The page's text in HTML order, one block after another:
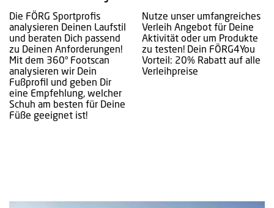
Die FÖRG Sportprofis
analysieren Deinen Laufstil
und beraten Dich passend
zu Deinen Anforderungen!
Mit dem 360° Footscan
analysieren wir Dein
Fußprofil und geben Dir
eine Empfehlung, welcher
Schuh am besten für Deine
Füße geeignet ist!
Nutze unser umfangreiches
Verleih Angebot für Deine
Aktivität oder um Produkte
zu testen! Dein FÖRG4You
Vorteil: 20% Rabatt auf alle
Verleihpreise